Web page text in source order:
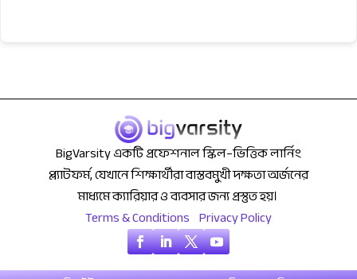
BigVarsity একটি প্রফেশনাল স্কিল–ভিত্তিক লার্নিং
প্ল্যাটফর্ম, যেখানে শিক্ষার্থীরা বাস্তবমুখী দক্ষতা অর্জনের
মাধ্যমে ক্যারিয়ার ও ব্যবসার জন্য প্রস্তুত হয়।
Terms & Conditions Privacy Policy